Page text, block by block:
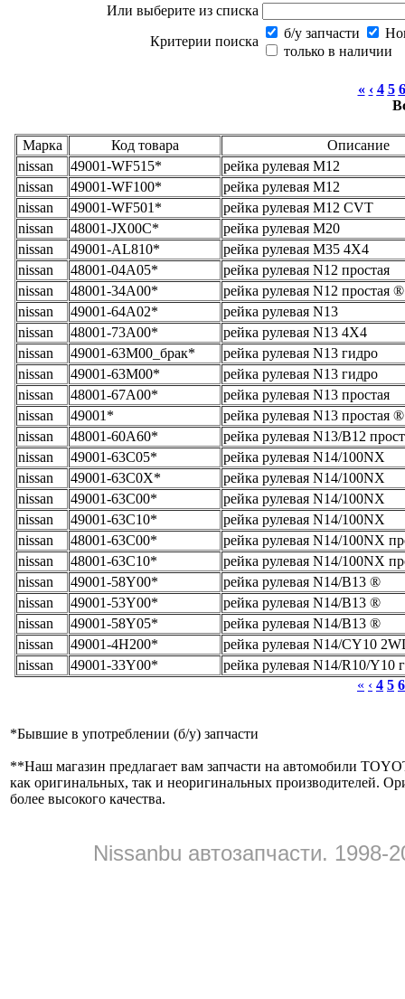
Или выберите из списка
Критерии поиска
б/у запчасти
только в наличии
« ‹ 4 5 6
Марка Код товара
Описание
nissan
49001-WF515*
рейка рулевая M12
nissan
49001-WF100*
рейка рулевая M12
nissan
49001-WF501*
рейка рулевая M12 CVT
nissan
48001-JX00C*
рейка рулевая M20
nissan
49001-AL810*
рейка рулевая M35 4X4
nissan
48001-04A05*
рейка рулевая N12 простая
nissan
48001-34A00*
рейка рулевая N12 простая ®
nissan
49001-64A02*
рейка рулевая N13
nissan
48001-73A00*
рейка рулевая N13 4X4
nissan
49001-63M00_брак*
рейка рулевая N13 гидро
nissan
49001-63M00*
рейка рулевая N13 гидро
nissan
48001-67A00*
рейка рулевая N13 простая
nissan
49001*
рейка рулевая N13 простая ®
nissan
48001-60A60*
рейка рулевая N13/B12
nissan
49001-63C05*
рейка рулевая N14/100NX
nissan
49001-63C0X*
рейка рулевая N14/100NX
nissan
49001-63C00*
рейка рулевая N14/100NX
nissan
49001-63C10*
рейка рулевая N14/100NX
nissan
48001-63C00*
рейка рулевая N14/100NX
nissan
48001-63C10*
рейка рулевая N14/100NX
nissan
49001-58Y00*
рейка рулевая N14/B13 ®
nissan
49001-53Y00*
рейка рулевая N14/B13 ®
nissan
49001-58Y05*
рейка рулевая N14/B13 ®
nissan
49001-4H200*
рейка рулевая N14/CY10
nissan
49001-33Y00*
рейка рулевая N14/R10/Y10
« ‹ 4 5 6
*Бывшие в употреблении (б/y) запчасти
**Наш магазин предлагает вам запчасти на автомобили
как оригинальных, так и неоригинальных производителей.
более высокого качества.
Nissanbu автозапчасти. 1998-